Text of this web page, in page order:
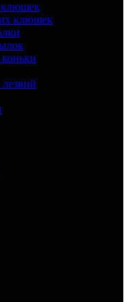
клюшек
клюшек